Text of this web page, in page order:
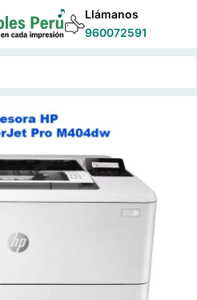
Llámanos
960072591
HP